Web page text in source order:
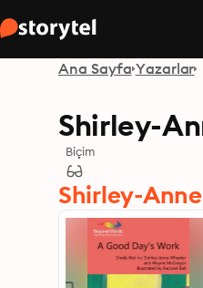
Ana Sayfa Yazarlar
Shirley-
Biçim
Shirley-